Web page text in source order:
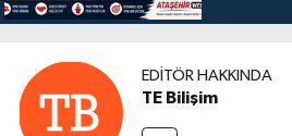
EDITÖR HAKKINDA
TE Bilişim